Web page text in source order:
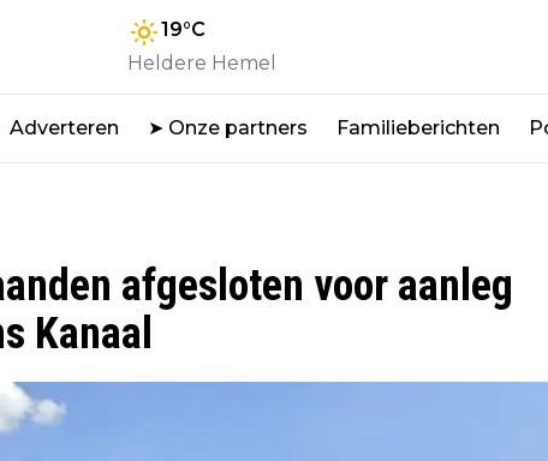
19°C
Heldere Hemel
Adverteren ➤ Onze partners Familieberichten
afgesloten voor aanleg
Kanaal